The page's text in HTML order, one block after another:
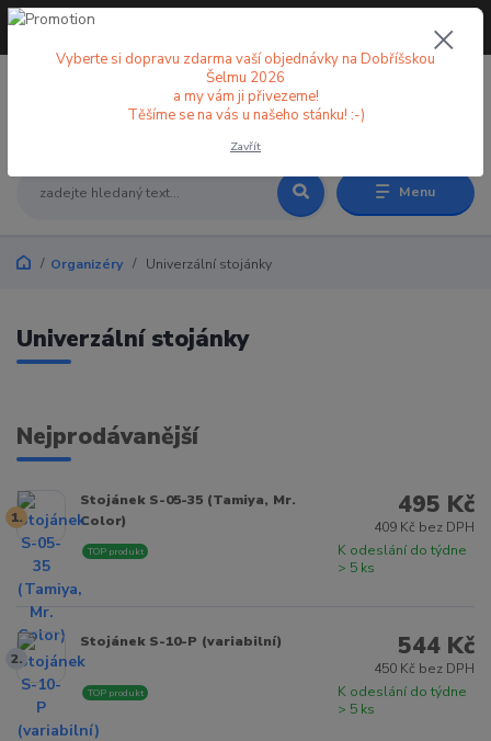
Menu
+420 773 998 582
Organizéry Univerzální stojánky
Univerzální stojánky
Nejprodávanější
1.
Stojánek S-05-35 (Tamiya, Mr.
Color)
K odeslání do týdne
> 5 ks
TOP produkt
495 Kč
409 Kč bez DPH
2.
Stojánek S-10-P (variabilní)
K odeslání do týdne
> 5 ks
TOP produkt
544 Kč
450 Kč bez DPH
Vyberte si dopravu zdarma vaší objednávky na Dobříšskou
Šelmu 2026
a my vám ji přivezeme!
Těšíme se na vás u našeho stánku! :-)
Zavřít